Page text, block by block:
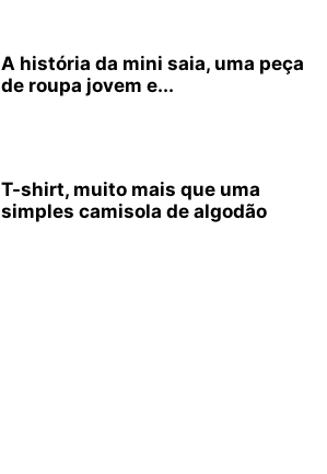
A história da mini saia, uma peça
de roupa jovem e...
T-shirt, muito mais que uma
simples camisola de algodão